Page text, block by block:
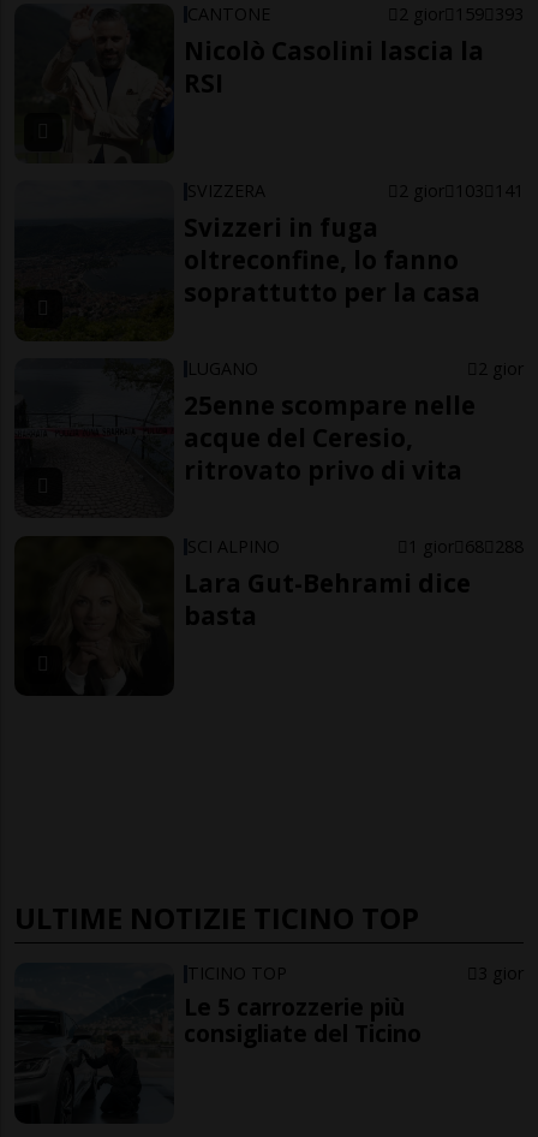
CANTONE 2 gior 159 393
Nicolò Casolini lascia la
RSI
SVIZZERA 2 gior 103 141
Svizzeri in fuga
oltreconfine, lo fanno
soprattutto per la casa
LUGANO 2 gior
25enne scompare nelle
acque del Ceresio,
ritrovato privo di vita
SCI ALPINO 1 gior 68 288
Lara Gut-Behrami dice
basta
ULTIME NOTIZIE TICINO TOP
TICINO TOP 3 gior
Le 5 carrozzerie più
consigliate del Ticino